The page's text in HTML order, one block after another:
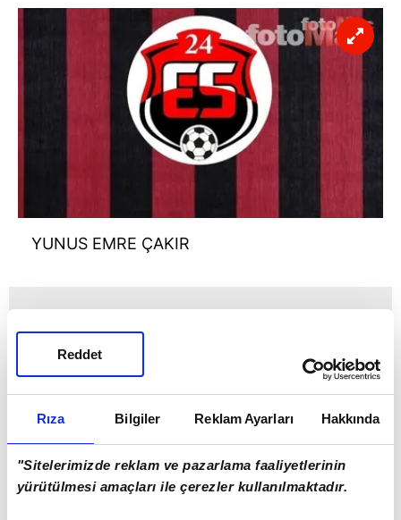
Rıza Bilgiler Reklam Ayarları Hakkında
"Sitelerimizde reklam ve pazarlama faaliyetlerinin
yürütülmesi amaçları ile çerezler kullanılmaktadır.
Reddet
YUNUS EMRE ÇAKIR